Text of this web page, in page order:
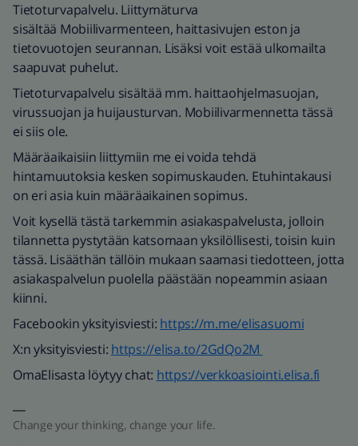
Tietoturvapalvelu. Liittymäturva
sisältää Mobiilivarmenteen, haittasivujen eston ja
tietovuotojen seurannan. Lisäksi voit estää ulkomailta
saapuvat puhelut.
Tietoturvapalvelu sisältää mm. haittaohjelmasuojan,
virussuojan ja huijausturvan. Mobiilivarmennetta tässä
ei siis ole.
Määräaikaisiin liittymiin me ei voida tehdä
hintamuutoksia kesken sopimuskauden. Etuhintakausi
on eri asia kuin määräaikainen sopimus.
Voit kysellä tästä tarkemmin asiakaspalvelusta, jolloin
tilannetta pystytään katsomaan yksilöllisesti, toisin kuin
tässä. Lisääthän tällöin mukaan saamasi tiedotteen, jotta
asiakaspalvelun puolella päästään nopeammin asiaan
kiinni.
Facebookin yksityisviesti: https://m.me/elisasuomi
X:n yksityisviesti: https://elisa.to/2GdQo2M
OmaElisasta löytyy chat: https://verkkoasiointi.elisa.fi
Change your thinking, change your life.